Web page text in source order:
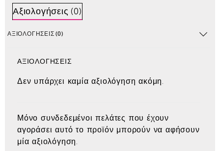
Αξιολογήσεις (0)
ΑΞΙΟΛΟΓΉΣΕΙΣ (0)
ΑΞΙΟΛΟΓΉΣΕΙΣ
Δεν υπάρχει καμία αξιολόγηση ακόμη.
Μόνο συνδεδεμένοι πελάτες που έχουν
αγοράσει αυτό το προϊόν μπορούν να αφήσουν
μία αξιολόγηση.